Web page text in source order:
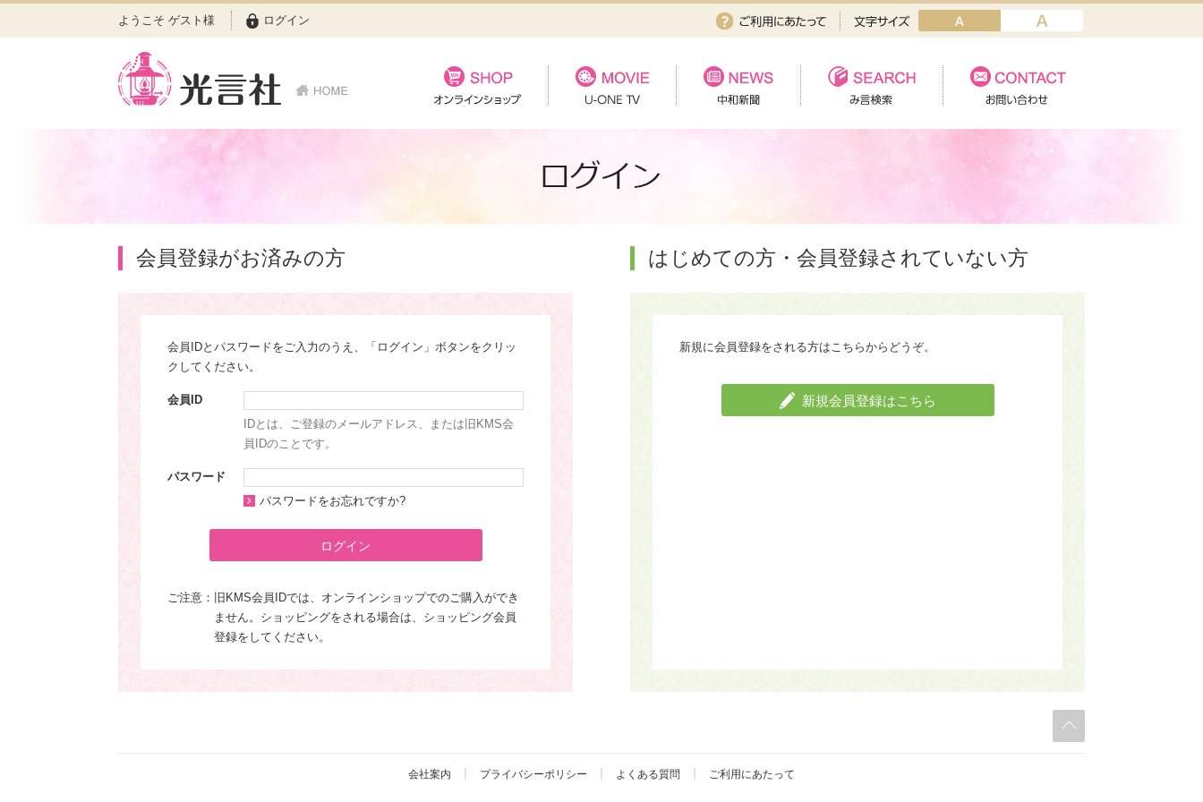
ようこそ ゲスト様 ログイン
会員登録がお済みの方
会員IDとパスワードをご入力のうえ、「ログイン」ボタンをクリッ
クしてください。
会員ID
IDとは、ご登録のメールアドレス、または旧KMS会
員IDのことです。
パスワード
パスワードをお忘れですか?
ログイン
ご注意：
旧KMS会員IDでは、オンラインショップでのご購入ができ
ません。ショッピングをされる場合は、ショッピング会員
登録をしてください。
はじめての方・会員登録されていない方
新規に会員登録をされる方はこちらからどうぞ。
新規会員登録はこちら
会社案内 プライバシーポリシー よくある質問 ご利用にあたって